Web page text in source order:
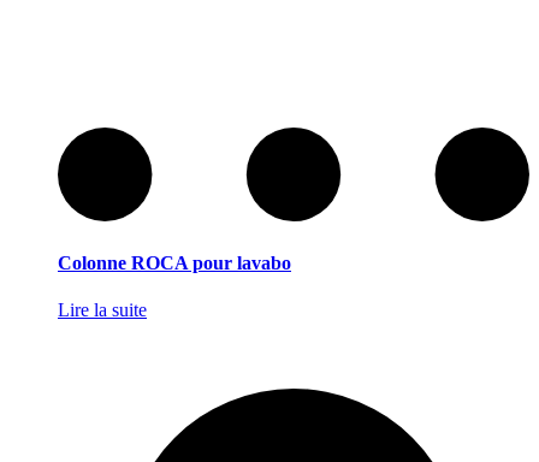
Colonne ROCA pour lavabo
Lire la suite